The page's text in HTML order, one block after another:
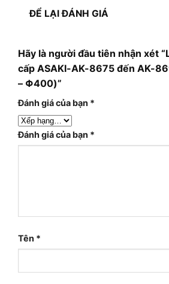
ĐỂ LẠI ĐÁNH GIÁ
Hãy là người đầu tiên nhận xét
cấp ASAKI-AK-8675 đến AK-
– Φ400)”
Đánh giá của bạn *
Đánh giá của bạn *
Tên *